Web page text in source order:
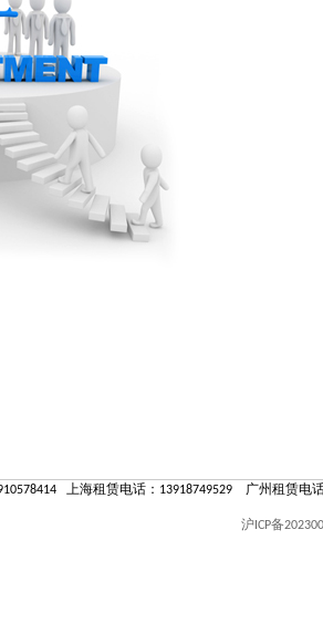
上海租赁电话：13918749529 广州租赁
沪ICP备